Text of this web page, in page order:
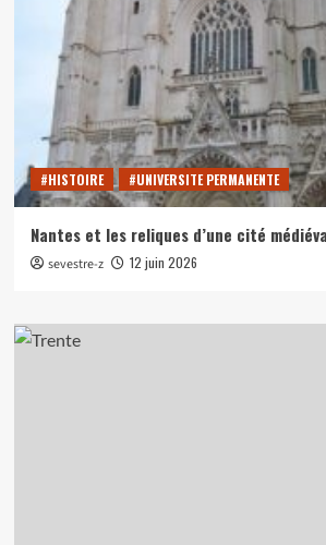
#HISTOIRE #UNIVERSITE PERMANENTE
Nantes et les reliques d’une cité
sevestre-z 12 juin 2026